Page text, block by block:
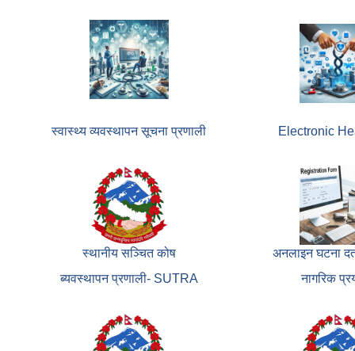
स्वास्थ्य व्यवस्थापन सूचना प्रणाली Electronic
स्थानीय सञ्चित कोष
ब्यवस्थापन प्रणाली- SUTRA
अनलाइन घटना
नागरिक